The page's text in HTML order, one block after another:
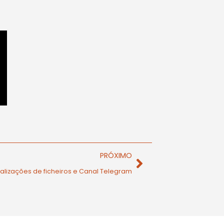
PRÓXIMO
de ficheiros e Canal Telegram